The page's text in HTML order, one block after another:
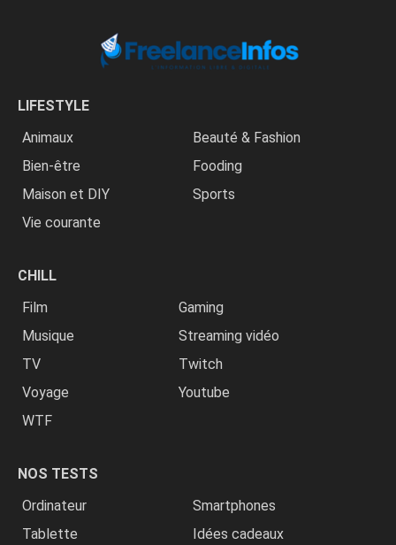
LIFESTYLE
Animaux
Beauté & Fashion
Bien-être
Fooding
Maison et DIY
Sports
Vie courante
CHILL
Film
Gaming
Musique
Streaming vidéo
TV
Twitch
Voyage
Youtube
WTF
NOS TESTS
Ordinateur
Smartphones
Tablette
Idées cadeaux